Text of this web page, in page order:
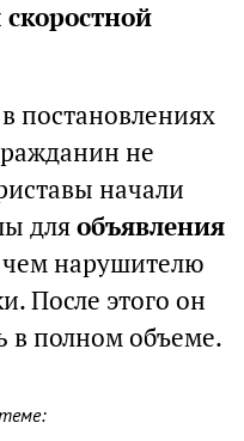
постановлениях
не
начали
дляобъявления
чем нарушителю
После этого он
в полном объеме.